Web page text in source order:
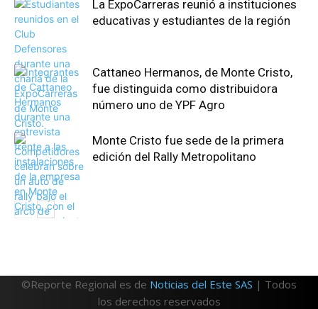
La ExpoCarreras reunió a instituciones
educativas y estudiantes de la región
Cattaneo Hermanos, de Monte Cristo,
fue distinguida como distribuidora
número uno de YPF Agro
Monte Cristo fue sede de la primera
edición del Rally Metropolitano
©Reporte Regional es de Noticias del Este SAS | Todos
los derechos reservados